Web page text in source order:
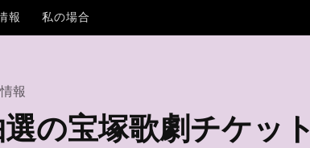
報 私の場合
報
の宝塚歌劇チケット